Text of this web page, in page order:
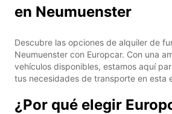
en Neumuenster
Descubre las opciones de alquiler de
Neumuenster con Europcar. Con una
vehículos disponibles, estamos aquí
tus necesidades de transporte en esta
¿Por qué elegir